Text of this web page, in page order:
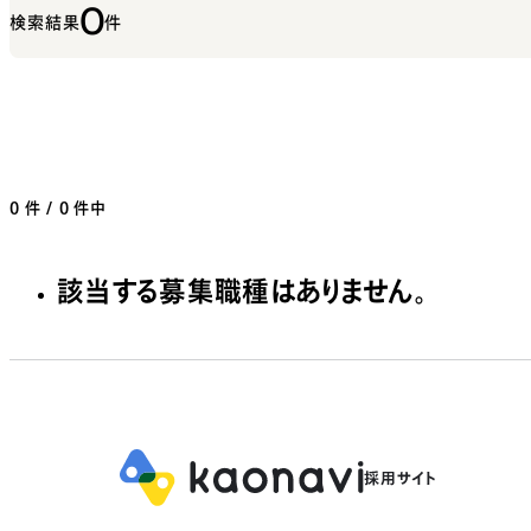
検索結果0件
0 件 / 0 件中
該当する募集職種はありません。